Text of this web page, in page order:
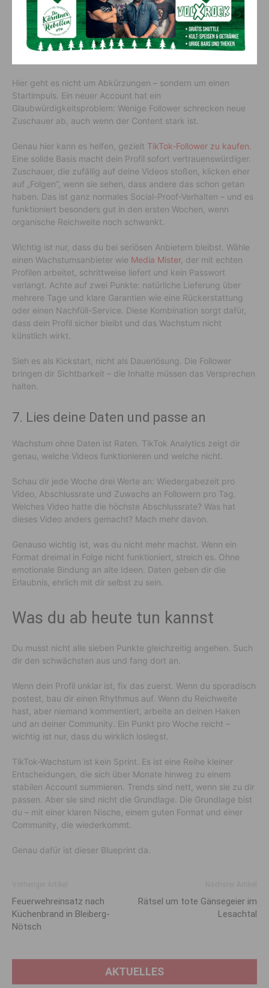
„stabil wachsen”.
6. Beschleunige deinen Start mit
Hier geht es nicht um Abkürzungen – sondern um einen
Startimpuls. Ein neuer Account hat ein
Glaubwürdigkeitsproblem: Wenige Follower schrecken neue
Zuschauer ab, auch wenn der Content stark ist.
Genau hier kann es helfen, gezielt TikTok-Follower zu kaufen.
Eine solide Basis macht dein Profil sofort vertrauenswürdiger.
Zuschauer, die zufällig auf deine Videos stoßen, klicken eher
auf „Folgen”, wenn sie sehen, dass andere das schon getan
haben. Das ist ganz normales Social-Proof-Verhalten – und es
funktioniert besonders gut in den ersten Wochen, wenn
organische Reichweite noch schwankt.
Wichtig ist nur, dass du bei seriösen Anbietern bleibst. Wähle
einen Wachstumsanbieter wie Media Mister, der mit echten
Profilen arbeitet, schrittweise liefert und kein Passwort
verlangt. Achte auf zwei Punkte: natürliche Lieferung über
mehrere Tage und klare Garantien wie eine Rückerstattung
oder einen Nachfüll-Service. Diese Kombination sorgt dafür,
dass dein Profil sicher bleibt und das Wachstum nicht
künstlich wirkt.
Sieh es als Kickstart, nicht als Dauerlösung. Die Follower
bringen dir Sichtbarkeit – die Inhalte müssen das Versprechen
halten.
7. Lies deine Daten und passe an
Wachstum ohne Daten ist Raten. TikTok Analytics zeigt dir
genau, welche Videos funktionieren und welche nicht.
Schau dir jede Woche drei Werte an: Wiedergabezeit pro
Video, Abschlussrate und Zuwachs an Followern pro Tag.
Welches Video hatte die höchste Abschlussrate? Was hat
dieses Video anders gemacht? Mach mehr davon.
Genauso wichtig ist, was du nicht mehr machst. Wenn ein
Format dreimal in Folge nicht funktioniert, streich es. Ohne
emotionale Bindung an alte Ideen. Daten geben dir die
Erlaubnis, ehrlich mit dir selbst zu sein.
Was du ab heute tun kannst
Du musst nicht alle sieben Punkte gleichzeitig angehen. Such
dir den schwächsten aus und fang dort an.
Wenn dein Profil unklar ist, fix das zuerst. Wenn du sporadisch
postest, bau dir einen Rhythmus auf. Wenn du Reichweite
hast, aber niemand kommentiert, arbeite an deinen Haken
und an deiner Community. Ein Punkt pro Woche reicht –
wichtig ist nur, dass du wirklich loslegst.
TikTok-Wachstum ist kein Sprint. Es ist eine Reihe kleiner
Entscheidungen, die sich über Monate hinweg zu einem
stabilen Account summieren. Trends sind nett, wenn sie zu dir
passen. Aber sie sind nicht die Grundlage. Die Grundlage bist
du – mit einer klaren Nische, einem guten Format und einer
Community, die wiederkommt.
Genau dafür ist dieser Blueprint da.
Feuerwehreinsatz nach
Küchenbrand in Bleiberg-
Nötsch
Rätsel um tote Gänsegeier im
Lesachtal
AKTUELLES